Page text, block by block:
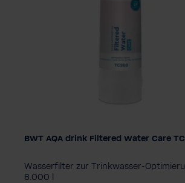
BWT AQA drink Filtered Water Care
Wasserfilter zur Trinkwasser-
8.000 l